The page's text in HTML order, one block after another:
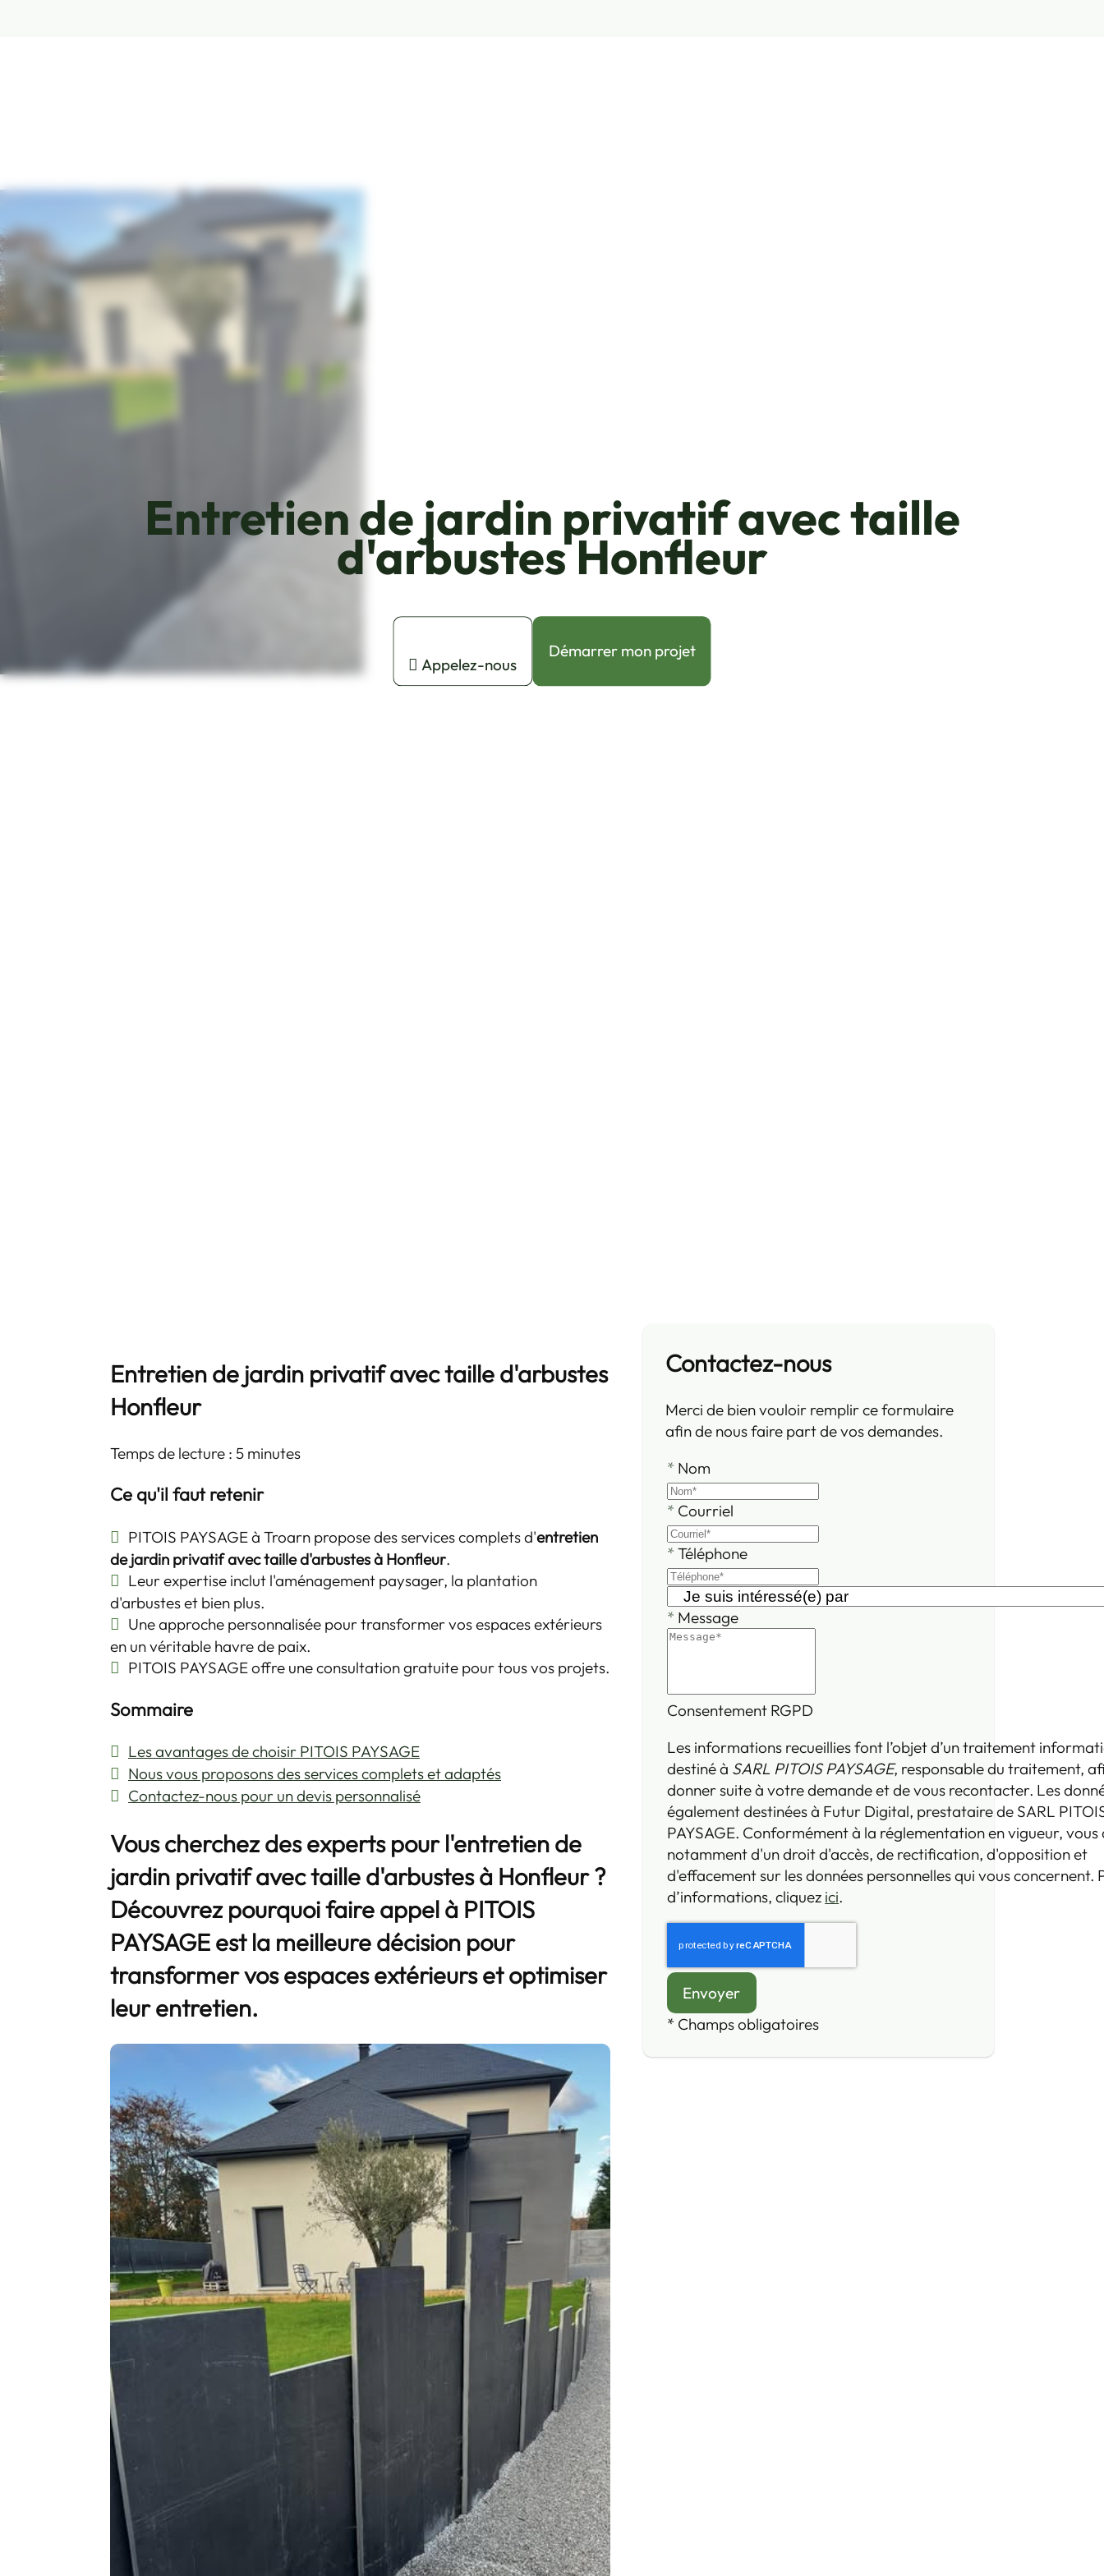
Entretien de jardin privatif avec taille
d'arbustes Honfleur
Appelez-nous
Démarrer mon projet
Entretien de jardin privatif avec taille d'arbustes
Honfleur
Temps de lecture : 5 minutes
Ce qu'il faut retenir
PITOIS PAYSAGE à Troarn propose des services complets d'entretien
de jardin privatif avec taille d'arbustes à Honfleur.
Leur expertise inclut l'aménagement paysager, la plantation
d'arbustes et bien plus.
Une approche personnalisée pour transformer vos espaces extérieurs
en un véritable havre de paix.
PITOIS PAYSAGE offre une consultation gratuite pour tous vos projets.
Sommaire
Les avantages de choisir PITOIS PAYSAGE
Nous vous proposons des services complets et adaptés
Contactez-nous pour un devis personnalisé
Vous cherchez des experts pour l'entretien de
jardin privatif avec taille d'arbustes à Honfleur?
Découvrez pourquoi faire appel à PITOIS
PAYSAGE est la meilleure décision pour
transformer vos espaces extérieurs et optimiser
leur entretien.
Contactez-nous
Merci de bien vouloir remplir ce formulaire
afin de nous faire part de vos demandes.
* Nom
* Courriel
*Téléphone
* Message
Consentement RGPD
Les informations recueillies font l’objet d’un traitement
destiné à SARL PITOIS PAYSAGE, responsable du traitement,
donner suite à votre demande et de vous recontacter. Les
également destinées à Futur Digital, prestataire de SARL
PAYSAGE. Conformément à la réglementation en vigueur, vous
notamment d'un droit d'accès, de rectification, d'opposition et
d'effacement sur les données personnelles qui vous concernent.
d’informations, cliquez ici.
* Champs obligatoires